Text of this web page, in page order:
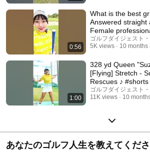
0:56
What is the best
Answered straight
Female
[Mao Suzuki...
ゴルフダイジェスト
5K views
10 months
1:00
328 yd Queen
[Flying] Stretch -
Rescues ♪ #shorts
ゴルフダイジェスト
11K views
10
あなたのゴルフ人生を教えてくだ